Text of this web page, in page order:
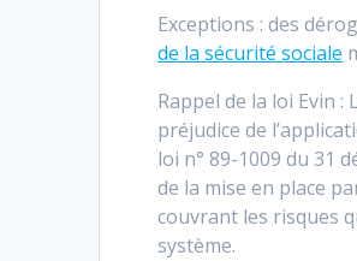
Exceptions : des
de la sécurité sociale
Rappel de la loi Evin
préjudice de
loi n° 89-1009 du 31
de la mise en place
couvrant les risques
système.